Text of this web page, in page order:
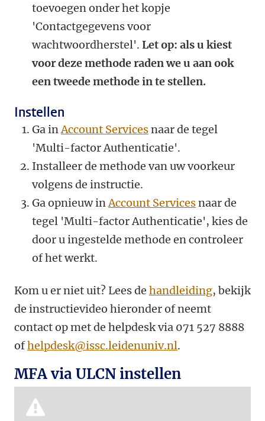
toevoegen onder het kopje
'Contactgegevens voor
wachtwoordherstel'. Let op: als u kiest
voor deze methode raden we u aan ook
een tweede methode in te stellen.
Instellen
Ga inAccount Servicesnaar de tegel
'Multi-factor Authenticatie'.
Installeer de methode van uw voorkeur
volgens de instructie.
Ga opnieuw inAccount Servicesnaar de
tegel 'Multi-factor Authenticatie', kies de
door u ingestelde methode en controleer
of het werkt.
Kom u er niet uit? Lees de handleiding, bekijk
de instructievideo hieronder of neemt
contact op met de helpdeskvia 071 527 8888
ofhelpdesk@issc.leidenuniv.nl.
MFA via ULCN instellen